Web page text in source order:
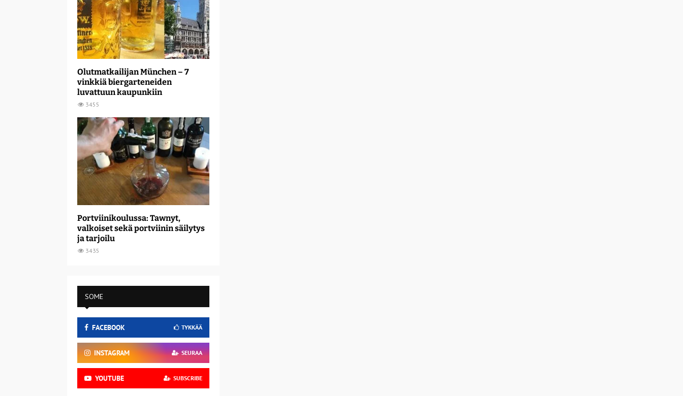
Olutmatkailijan München – 7
vinkkiä biergarteneiden
luvattuun kaupunkiin
3455
Portviinikoulussa: Tawnyt,
valkoiset sekä portviinin säilytys
ja tarjoilu
3435
SOME
FACEBOOK TYKKÄÄ
INSTAGRAM SEURAA
YOUTUBE SUBSCRIBE